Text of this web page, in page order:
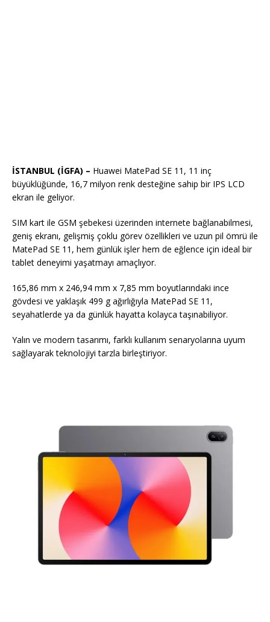
İSTANBUL (İGFA) – Huawei MatePad SE 11, 11 inç
büyüklüğünde, 16,7 milyon renk desteğine sahip bir IPS LCD
ekran ile geliyor.
SIM kart ile GSM şebekesi üzerinden internete bağlanabilmesi,
geniş ekranı, gelişmiş çoklu görev özellikleri ve uzun pil ömrü ile
MatePad SE 11, hem günlük işler hem de eğlence için ideal bir
tablet deneyimi yaşatmayı amaçlıyor.
165,86 mm x 246,94 mm x 7,85 mm boyutlarındaki ince
gövdesi ve yaklaşık 499 g ağırlığıyla MatePad SE 11,
seyahatlerde ya da günlük hayatta kolayca taşınabiliyor.
Yalın ve modern tasarımı, farklı kullanım senaryolarına uyum
sağlayarak teknolojiyi tarzla birleştiriyor.